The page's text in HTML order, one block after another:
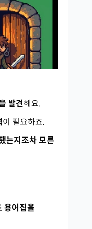
발견해요.
이 필요하죠.
는지조차 모른
용어집을